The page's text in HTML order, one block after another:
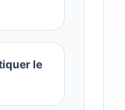
le